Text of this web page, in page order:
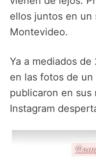
ellos juntos en un
Montevideo.
Ya a mediados
en las fotos de
publicaron en sus
Instagram